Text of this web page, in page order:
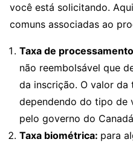
você está solicitando.
comuns associadas ao
Taxa de
não reembolsável que
da inscrição. O valor da
dependendo do tipo de
pelo governo do
Taxa biométrica: para